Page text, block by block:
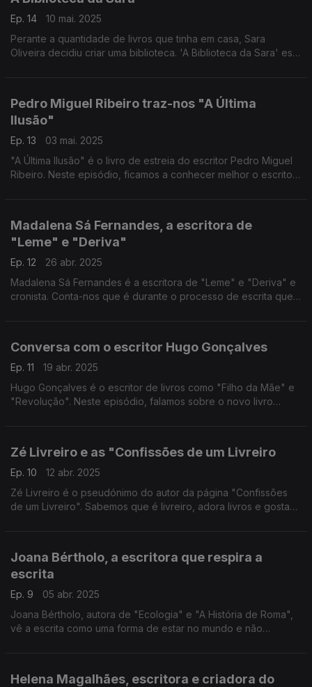
Ep. 14
10 mai. 2025
Perante a quantidade de livros que tinha em casa, Sara
Oliveira decidiu criar uma biblioteca. 'A Biblioteca da Sara' está
Pedro Miguel Ribeiro traz-nos "A Última
llusão"
Ep. 13
03 mai. 2025
"A Última Ilusão" é o livro de estreia do escritor Pedro Miguel
Ribeiro. Neste episódio, ficamos a conhecer melhor o escritor.
Madalena Sá Fernandes, a escritora de
"Leme" e "Deriva"
Ep. 12
26 abr. 2025
Madalena Sá Fernandes é a escritora de "Leme" e "Deriva" e
cronista. Conta-nos que é durante o processo de escrita que
Conversa com o escritor Hugo Gonçalves
Ep. 11
19 abr. 2025
Hugo Gonçalves é o escritor de livros como "Filho da Mãe" e
"Revolução". Neste episódio, falamos sobre o novo livro
Zé Livreiro e as "Confissões de um Livreiro
Ep. 10
12 abr. 2025
Zé Livreiro é o pseudónimo do autor da página "Confissões
de um Livreiro". Sabemos que é livreiro, adora livros e gosta
Joana Bértholo, a escritora que respira a
escrita
Ep. 9
05 abr. 2025
Joana Bértholo, autora de "Ecologia" e "A História de Roma",
vê a escrita como uma forma de estar no mundo e não
Helena Magalhães, escritora e criadora do